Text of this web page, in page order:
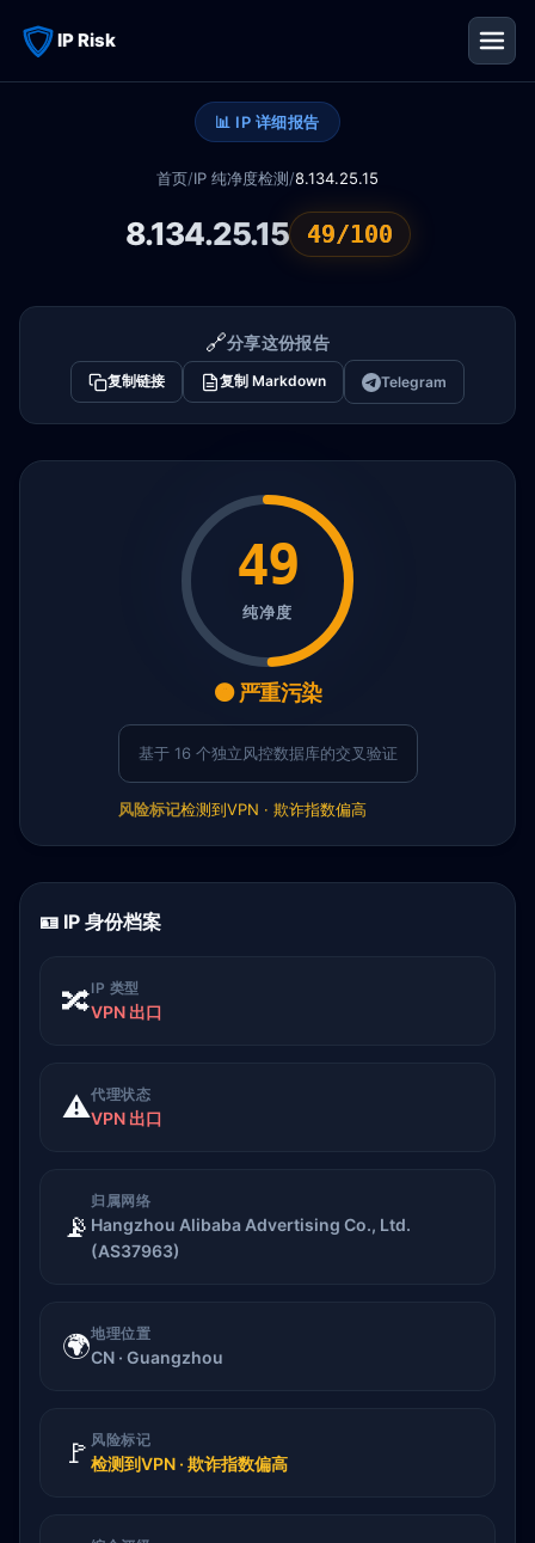
IP Risk
📊 IP 详细报告
首页/IP 纯净度检测/8.134.25.15
8.134.25.15 49/100
🔗分享这份报告
复制链接 复制 Markdown Telegram
49
纯净度
🟠 严重污染
基于 16 个独立风控数据库的交叉验证
风险标记检测到VPN · 欺诈指数偏高
🪪 IP 身份档案
🔀IP 类型
VPN 出口
⚠️代理状态
VPN 出口
📡
归属网络
Hangzhou Alibaba Advertising Co., Ltd.
(AS37963)
🌍地理位置
CN · Guangzhou
🚩 风险标记
检测到VPN · 欺诈指数偏高